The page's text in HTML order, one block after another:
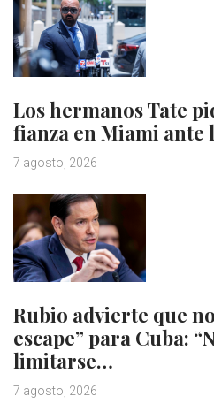
Los hermanos Tate
fianza en Miami ante
7 agosto, 2026
Rubio advierte que
escape” para Cuba:
limitarse…
7 agosto, 2026